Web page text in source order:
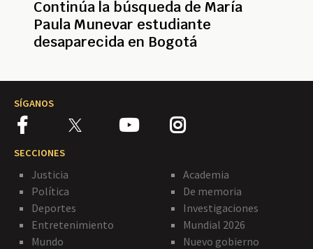
Continúa la búsqueda de María
Paula Munevar estudiante
desaparecida en Bogotá
SÍGANOS
SECCIONES
Justicia
Política
Deportes
Entretenimiento
Mundo
Academia
De memoria
Investigaciones
Mundial 2026
Nuevo gobierno